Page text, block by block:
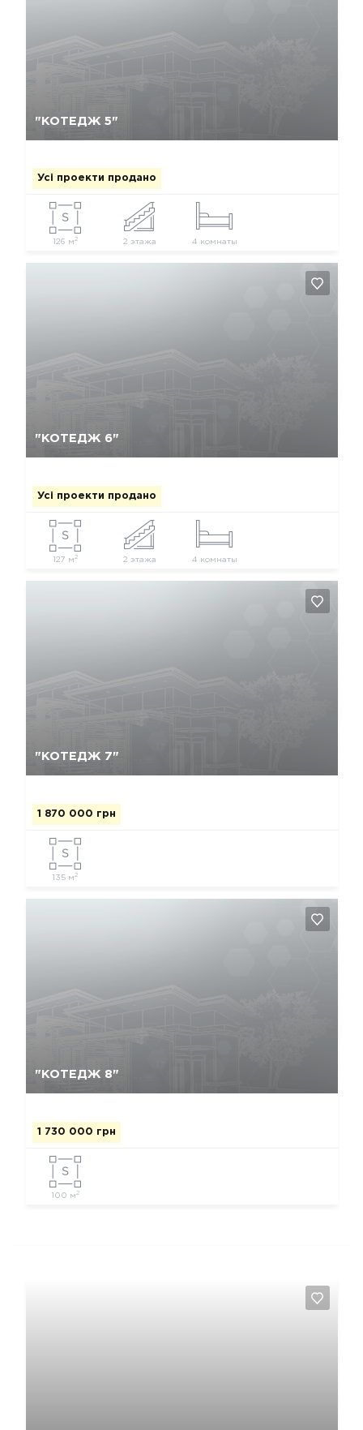
"КОТЕДЖ 5"
Усі проекти продано
126 м2 2 этажа 4 комнаты
"КОТЕДЖ 6"
Усі проекти продано
127 м2 2 этажа 4 комнаты
"КОТЕДЖ 7"
1 870 000 грн
135 м2
"КОТЕДЖ 8"
1 730 000 грн
100 м 2